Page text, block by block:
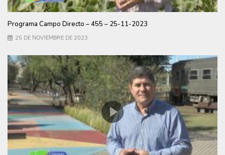
Programa Campo Directo – 455 – 25-11-2023
25 DE NOVIEMBRE DE 2023